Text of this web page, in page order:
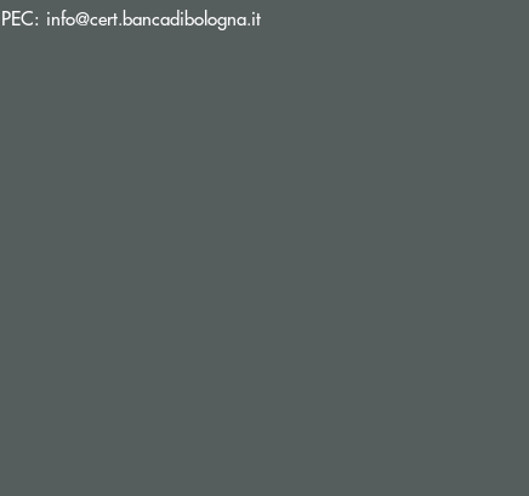
PEC: info@cert.bancadibologna.it(si apre l’app di posta elettronica)